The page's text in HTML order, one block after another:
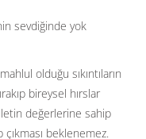
sevdiğinde yok
olduğu sıkıntıların
bireysel hırslar
değerlerine sahip
beklenemez.